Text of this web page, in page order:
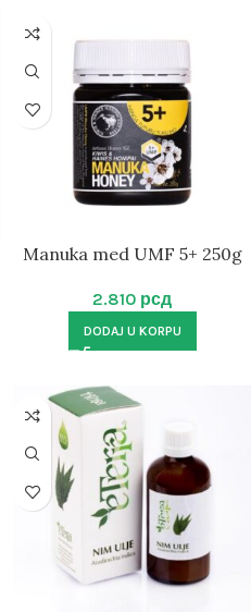
Manuka med UMF 5+ 250g
2.810 рсд
DODAJ U KORPU